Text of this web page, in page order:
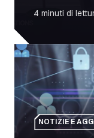
4 minuti di
La tua flotta è un
NOTIZIE E